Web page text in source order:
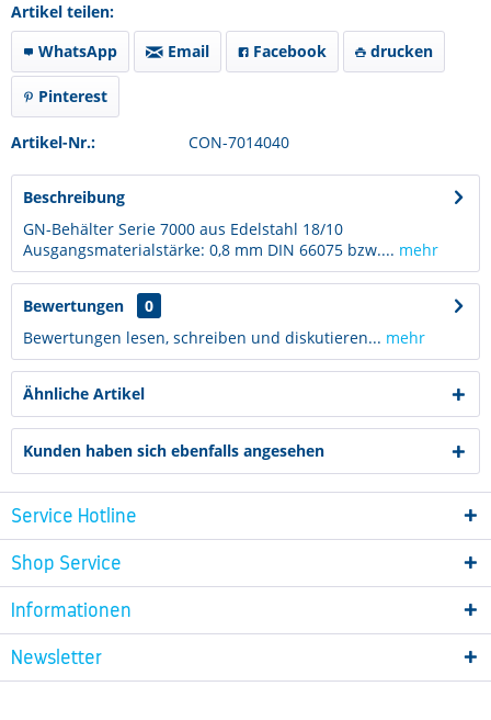
Artikel teilen:
WhatsApp
Email Facebook drucken
Pinterest
Artikel-Nr.: CON-7014040
Beschreibung
GN-Behälter Serie 7000 aus Edelstahl 18/10
Ausgangsmaterialstärke: 0,8 mm DIN 66075 bzw.... mehr
Bewertungen
0
Bewertungen lesen, schreiben und diskutieren... mehr
Ähnliche Artikel
Kunden haben sich ebenfalls angesehen
Service Hotline
Shop Service
Informationen
Newsletter